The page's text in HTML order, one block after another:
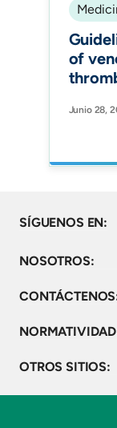
of
Junio 28,
SÍGUENOS EN:
NOSOTROS:
OTROS SITIOS: